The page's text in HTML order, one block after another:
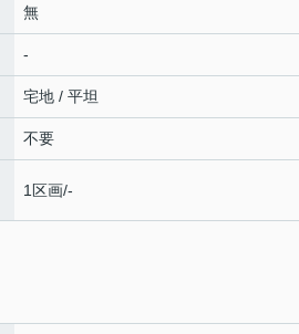
無
-
宅地 / 平坦
不要
1区画/-